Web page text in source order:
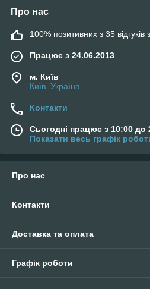
Про нас
100% позитивних з 35 відгуків
Працює з 24.06.2013
м. Київ
Київ, Україна
Контакти
Сьогодні працює з 10:00 до
Показати весь графік
Про нас
Контакти
Доставка та оплата
Графік роботи